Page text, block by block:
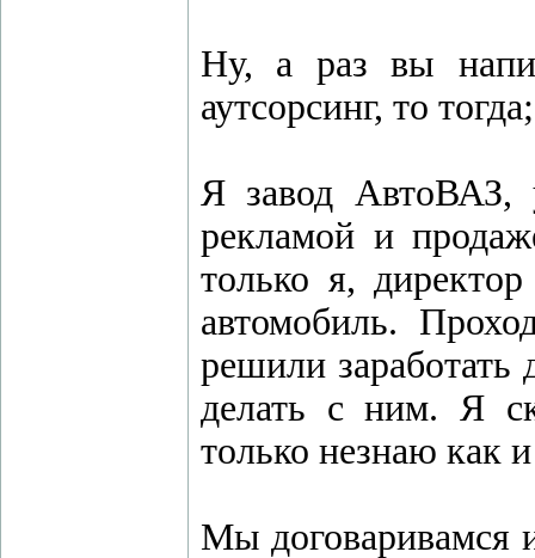
Ну, а раз вы
аутсорсинг, то тогда;
Я завод АвтоВАЗ,
рекламой и
только я,
автомобиль.
решили
делать с ним. Я
только незнаю как
Мы договаривамся